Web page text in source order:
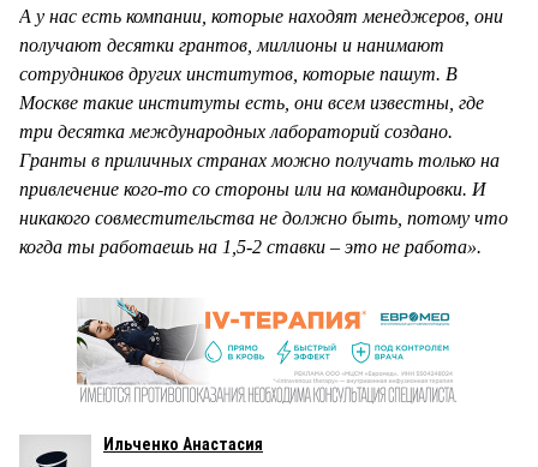
А у нас есть компании, которые находят менеджеров, они
получают десятки грантов, миллионы и нанимают
сотрудников других институтов, которые пашут. В
Москве такие институты есть, они всем известны, где
три десятка международных лабораторий создано.
Гранты в приличных странах можно получать только на
привлечение кого-то со стороны или на командировки. И
никакого совместительства не должно быть, потому что
когда ты работаешь на 1,5-2 ставки – это не работа».
Ильченко Анастасия